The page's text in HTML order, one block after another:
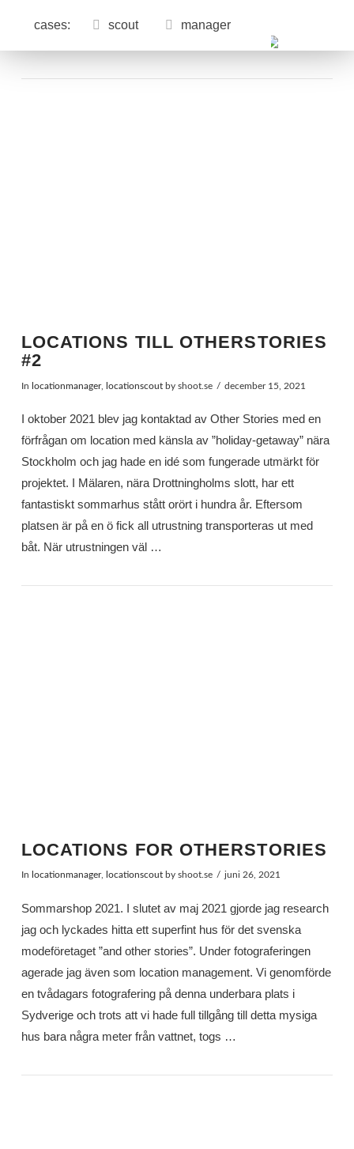
cases: scout manager
LOCATIONS TILL OTHERSTORIES
#2
In locationmanager, locationscoutby shoot.se december 15, 2021
I oktober 2021 blev jag kontaktad av Other Stories med en
förfrågan om location med känsla av ”holiday-getaway” nära
Stockholm och jag hade en idé som fungerade utmärkt för
projektet. I Mälaren, nära Drottningholms slott, har ett
fantastiskt sommarhus stått orört i hundra år. Eftersom
platsen är på en ö fick all utrustning transporteras ut med
båt. När utrustningen väl …
LOCATIONS FOR OTHERSTORIES
In locationmanager, locationscoutby shoot.se juni 26, 2021
Sommarshop 2021. I slutet av maj 2021 gjorde jag research
jag och lyckades hitta ett superfint hus för det svenska
modeföretaget ”and other stories”. Under fotograferingen
agerade jag även som location management. Vi genomförde
en tvådagars fotografering på denna underbara plats i
Sydverige och trots att vi hade full tillgång till detta mysiga
hus bara några meter från vattnet, togs …